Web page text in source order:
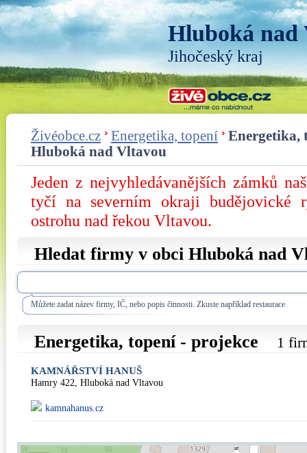
Hluboká nad
Jihočeský kraj
Živéobce.cz Energetika, topení
Energetika,
Hluboká nad Vltavou
Jeden z nejvyhledávanějších zámků
tyčí na severním okraji budějovické
ostrohu nad řekou Vltavou.
Hledat firmy v obci Hluboká nad
Můžete zadat název firmy, IČ, nebo popis činnosti. Zkuste například restaurace
Energetika, topení - projekce 1
KAMNÁŘSTVÍ HANUŠ
Hamry 422, Hluboká nad Vltavou
kamnahanus.cz